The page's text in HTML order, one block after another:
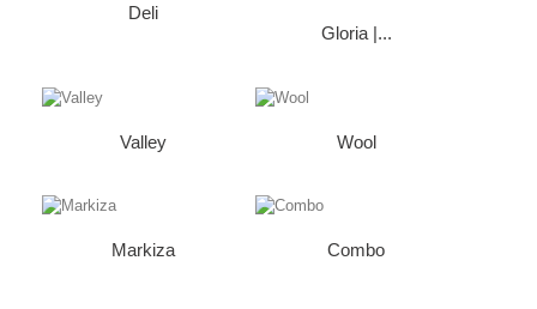
Deli
Gloria |...
Valley Wool
Markiza Combo